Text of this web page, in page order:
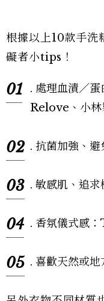
根據以上10款手洗
礙者小tips！
01
. 處理血漬／
Relove、小林
02 . 抗菌加強、
03 . 敏感肌、追
04 . 香氛儀式感
05 . 喜歡天然或